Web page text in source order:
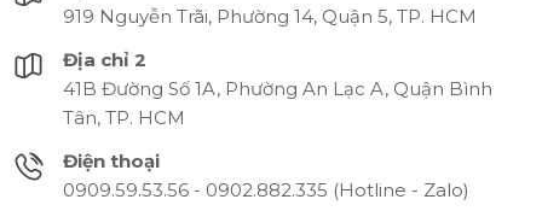
919 Nguyễn Trãi, Phường 14, Quận 5, TP. HCM
Địa chỉ 2
41B Đường Số 1A, Phường An Lạc A, Quận Bình
Tân, TP. HCM
Điện thoại
0909.59.53.56 - 0902.882.335 (Hotline - Zalo)